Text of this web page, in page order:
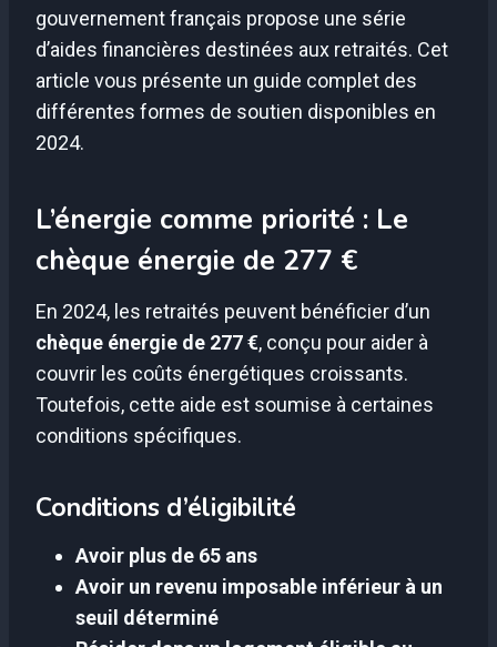
gouvernement français propose une série
d’aides financières destinées aux retraités. Cet
article vous présente un guide complet des
différentes formes de soutien disponibles en
2024.
L’énergie comme priorité : Le
chèque énergie de 277 €
En 2024, les retraités peuvent bénéficier d’un
chèque énergie de 277 €, conçu pour aider à
couvrir les coûts énergétiques croissants.
Toutefois, cette aide est soumise à certaines
conditions spécifiques.
Conditions d’éligibilité
Avoir plus de 65 ans
Avoir un revenu imposable inférieur à un
seuil déterminé